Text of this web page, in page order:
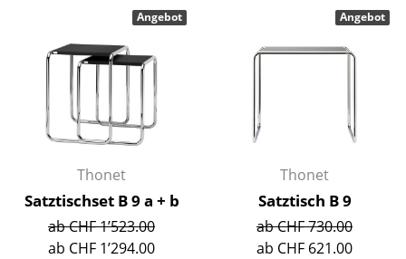
Figuren & Miniaturen
Vasen
Tabletts
Büroutensilien
Aufbewahrungsboxen
Decken
Kissen
Thonet
Satztischset B 9 a + b
ab CHF 1’523.00
ab CHF 1’294.00
Angebot
Thonet
Satztisch B 9
ab CHF 730.00
ab CHF 621.00
Angebot